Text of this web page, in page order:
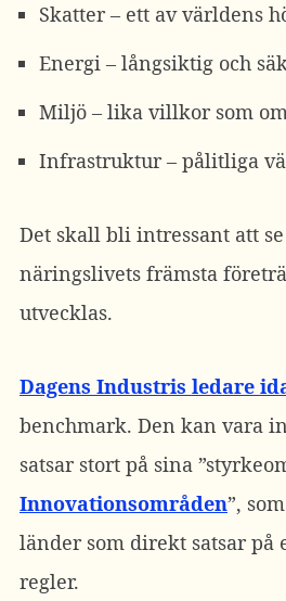
Skatter – ett av världens
Energi – långsiktig och
Miljö – lika villkor som
Infrastruktur – pålitliga
Det skall bli intressant att
näringslivets främsta
utvecklas.
Dagens Industris ledare
benchmark. Den kan vara
satsar stort på sina
Innovationsområden”,
länder som direkt satsar på
regler.